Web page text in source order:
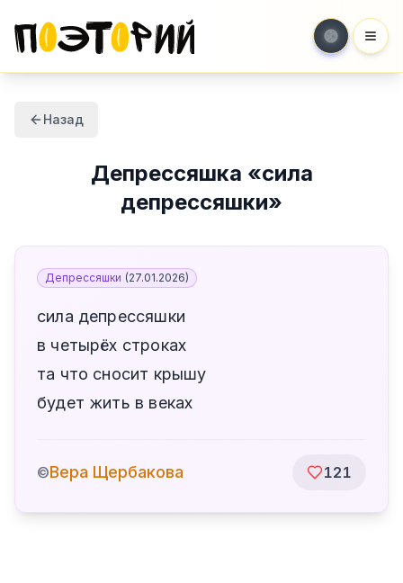
Назад
Депрессяшка «сила
депрессяшки»
Депрессяшки (27.01.2026)
сила депрессяшки
в четырёх строках
та что сносит крышу
будет жить в веках
©Вера Щербакова 121